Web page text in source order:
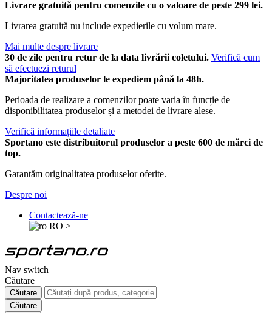
Livrare gratuită pentru comenzile cu o valoare de peste 299 lei.
Livrarea gratuită nu include expedierile cu volum mare.
Mai multe despre livrare
30 de zile pentru retur de la data livrării coletului. Verifică cum
să efectuezi returul
Majoritatea produselor le expediem până la 48h.
Perioada de realizare a comenzilor poate varia în funcție de
disponibilitatea produselor și a metodei de livrare alese.
Verifică informațiile detaliate
Sportano este distribuitorul produselor a peste 600 de mărci de
top.
Garantăm originalitatea produselor oferite.
Despre noi
Contactează-ne
RO >
Nav switch
Căutare
Căutare
Căutare